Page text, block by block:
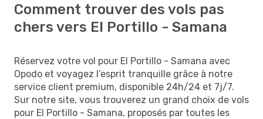
Comment trouver des vols pas
chers vers El Portillo - Samana
Réservez votre vol pour El Portillo - Samana avec
Opodo et voyagez l’esprit tranquille grâce à notre
service client premium, disponible 24h/24 et 7j/7.
Sur notre site, vous trouverez un grand choix de vols
pour El Portillo - Samana, proposés par toutes les